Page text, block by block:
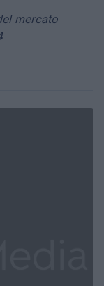
mercato